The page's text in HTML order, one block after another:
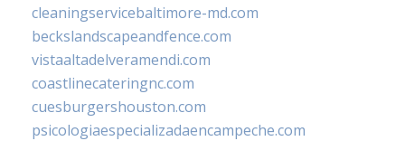
cleaningservicebaltimore-md.com
beckslandscapeandfence.com
vistaaltadelveramendi.com
coastlinecateringnc.com
cuesburgershouston.com
psicologiaespecializadaencampeche.com